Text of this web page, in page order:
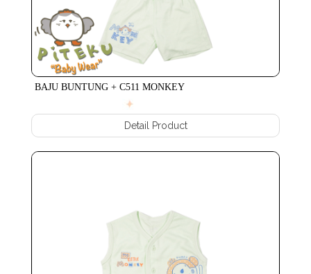
BAJU BUNTUNG + C511 MONKEY
Detail Product